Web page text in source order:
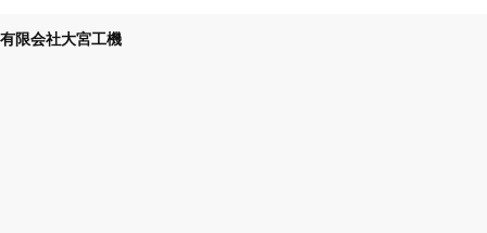
有限会社大宮工機